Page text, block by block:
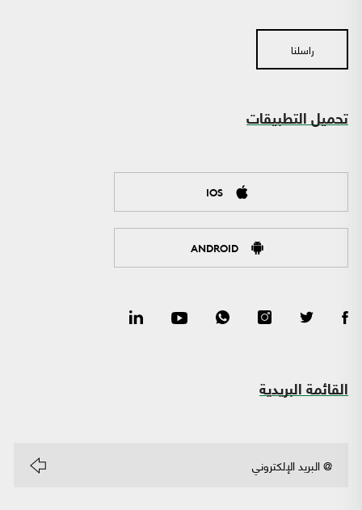
راسلنا
تحميل التطبيقات
IOS
ANDROID
القائمة البريدية